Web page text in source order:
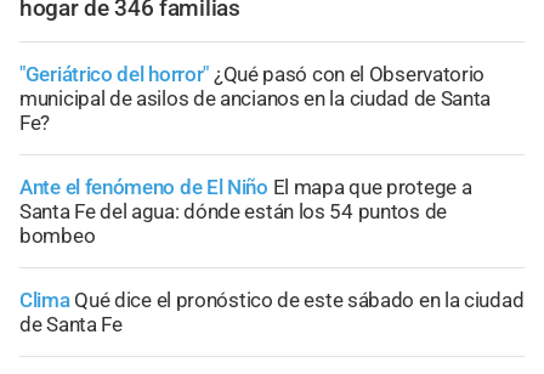
hogar de 346 familias
"Geriátrico del horror" ¿Qué pasó con el Observatorio
municipal de asilos de ancianos en la ciudad de Santa
Fe?
Ante el fenómeno de El Niño El mapa que protege a
Santa Fe del agua: dónde están los 54 puntos de
bombeo
Clima Qué dice el pronóstico de este sábado en la ciudad
de Santa Fe